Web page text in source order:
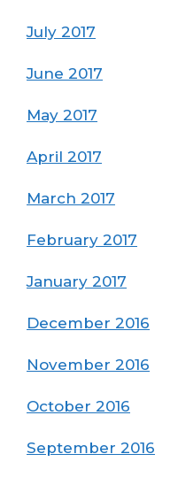
July 2017
June 2017
May 2017
April 2017
March 2017
February 2017
January 2017
December 2016
November 2016
October 2016
September 2016